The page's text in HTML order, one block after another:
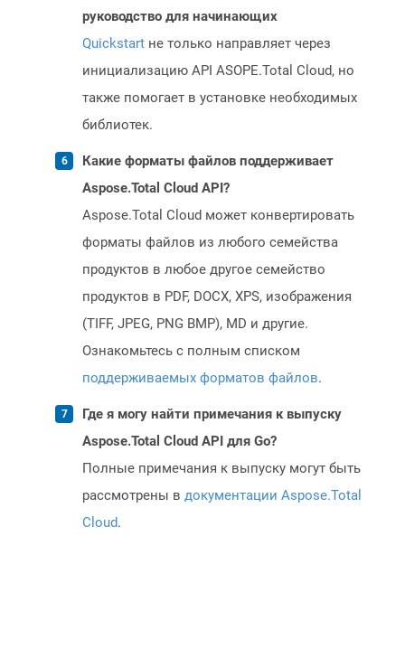
руководство для начинающих
Quickstart не только направляет через
инициализацию API ASOPE.Total Cloud, но
также помогает в установке необходимых
библиотек.
Какие форматы файлов поддерживает
Aspose.Total Cloud API?
Aspose.Total Cloud может конвертировать
форматы файлов из любого семейства
продуктов в любое другое семейство
продуктов в PDF, DOCX, XPS, изображения
(TIFF, JPEG, PNG BMP), MD и другие.
Ознакомьтесь с полным списком
поддерживаемых форматов файлов.
Где я могу найти примечания к выпуску
Aspose.Total Cloud API для Go?
Полные примечания к выпуску могут быть
рассмотрены в документации Aspose.Total
Cloud.